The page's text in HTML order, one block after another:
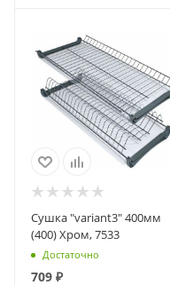
Сушка "variant3" 400мм
(400) Хром, 7533
Достаточно
709 ₽